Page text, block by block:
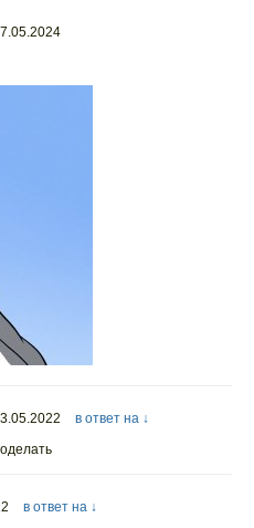
в ответ на ↓
в ответ на ↓